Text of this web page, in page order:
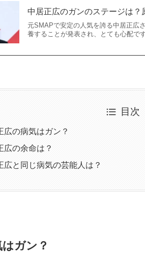
中居正広のガンのステージは？
元SMAPで安定の人気を誇る中居正広
養することが発表され、とても心配で
目次
広の病気はガン？
広の余命は？
広と同じ病気の芸能人は？
ガン？